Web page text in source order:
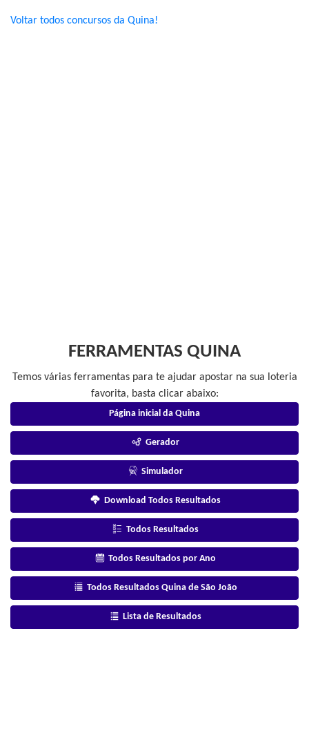
Voltar todos concursos da Quina!
FERRAMENTAS QUINA
Temos várias ferramentas para te ajudar apostar na sua loteria
favorita, basta clicar abaixo:
Página inicial da Quina
Gerador
Simulador
Download Todos Resultados
Todos Resultados
Todos Resultados por Ano
Todos Resultados Quina de São João
Lista de Resultados